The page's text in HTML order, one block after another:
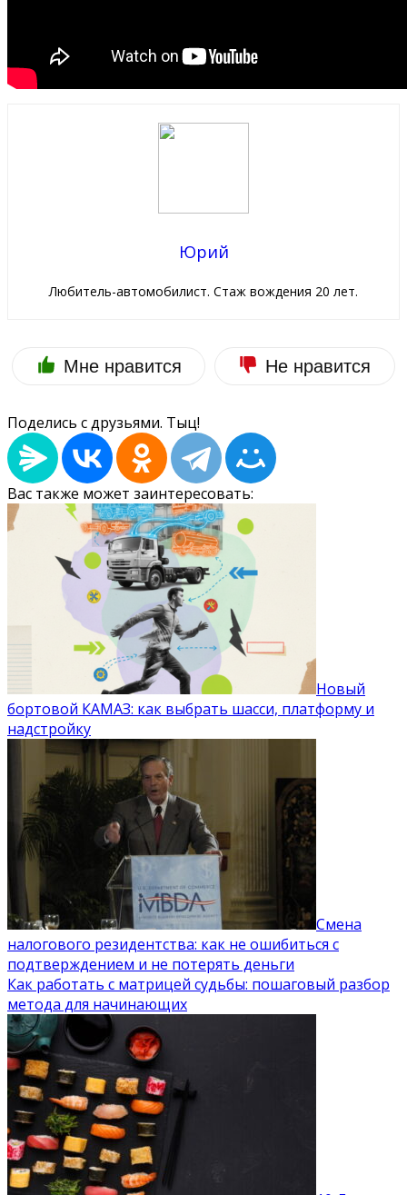
Юрий
Любитель-автомобилист. Стаж вождения 20 лет.
Мне нравится Не нравится
Поделись с друзьями. Тыц!
Вас также может заинтересовать:
Новый
бортовой КАМАЗ: как выбрать шасси, платформу и
надстройку
Смена
налогового резидентства: как не ошибиться с
подтверждением и не потерять деньги
Как работать с матрицей судьбы: пошаговый разбор
метода для начинающих